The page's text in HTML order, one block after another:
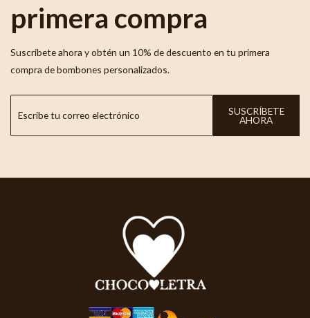
primera compra
Suscríbete ahora y obtén un 10% de descuento en tu primera
compra de bombones personalizados.
SUSCRÍBETE
AHORA